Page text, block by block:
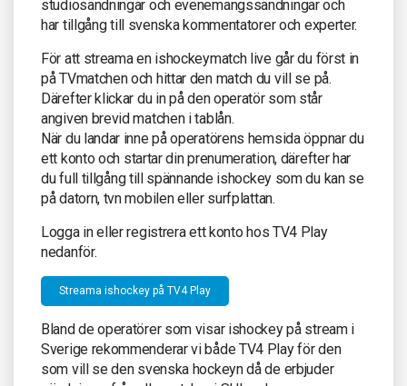
studiosändningar och evenemangssändningar och
har tillgång till svenska kommentatorer och experter.
För att streama en ishockeymatch live går du först in
på TVmatchen och hittar den match du vill se på.
Därefter klickar du in på den operatör som står
angiven brevid matchen i tablån.
När du landar inne på operatörens hemsida öppnar du
ett konto och startar din prenumeration, därefter har
du full tillgång till spännande ishockey som du kan se
på datorn, tvn mobilen eller surfplattan.
Logga in eller registrera ett konto hos TV4 Play
nedanför.
Streama ishockey på TV4 Play
Bland de operatörer som visar ishockey på stream i
Sverige rekommenderar vi både TV4 Play för den
som vill se den svenska hockeyn då de erbjuder